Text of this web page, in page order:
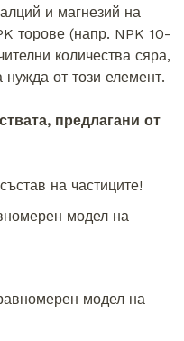
и магнезий на
торове (напр. NPK 10-
количества сяра,
нужда от този елемент.
предлагани от
на частиците!
модел на
модел на